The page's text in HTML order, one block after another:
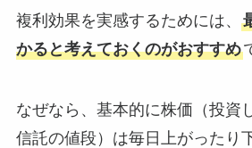
複利効果を実感するためには、
かると考えておくのがおすすめ
なぜなら、基本的に株価（投資
信託の値段）は毎日上がったり